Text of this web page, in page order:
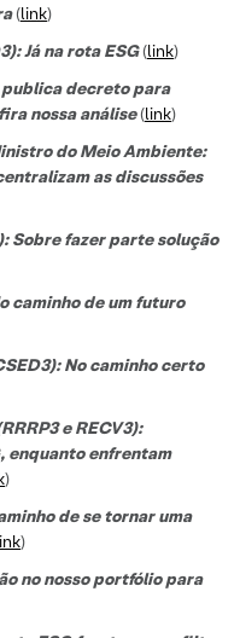
(link)
Já na rota ESG(link)
decreto para
nossa análise(link)
do Meio Ambiente:
as discussões
Sobre fazer parte solução
caminho de um futuro
No caminho certo
e RECV3):
enquanto enfrentam
)
de se tornar uma
)
no nosso portfólio para